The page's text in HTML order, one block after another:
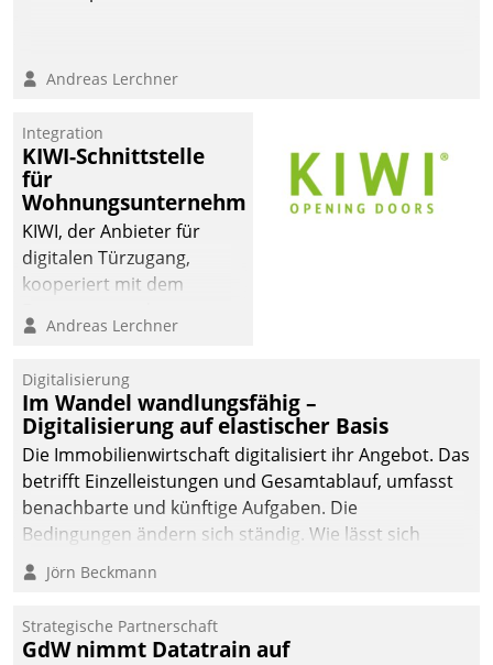
Andreas Lerchner
Integration
KIWI-Schnittstelle
für
Wohnungsunternehmen
KIWI, der Anbieter für
digitalen Türzugang,
kooperiert mit dem
Softwareentwicklungshaus
Andreas Lerchner
Digitalisierung
Im Wandel wandlungsfähig –
Digitalisierung auf elastischer Basis
Die Immobilienwirtschaft digitalisiert ihr Angebot. Das
betrifft Einzelleistungen und Gesamtablauf, umfasst
benachbarte und künftige Aufgaben. Die
Bedingungen ändern sich ständig. Wie lässt sich
technisch die Kontrolle wahren und zugleich Freiraum
fürs Wachsen öffnen?
Jörn Beckmann
Strategische Partnerschaft
GdW nimmt Datatrain auf